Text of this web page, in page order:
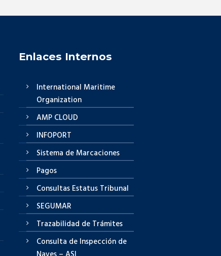
Enlaces Internos
International Maritime
Organization
AMP CLOUD
INFOPORT
Sistema de Marcaciones
Pagos
Consultas Estatus Tribunal
SEGUMAR
Trazabilidad de Trámites
Consulta de Inspección de